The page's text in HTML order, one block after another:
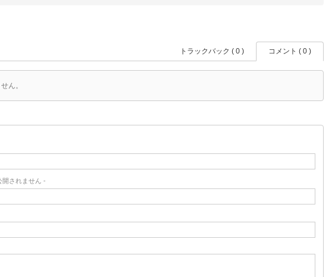
トラックバック ( 0 ) コメント ( 0 )
ん。
開されません -